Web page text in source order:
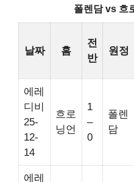
폴렌담 vs 흐
날짜 홈
전
반
원정
에레
디비
25-
12-
14
흐로
닝언
1
–
0
폴렌
담
에레